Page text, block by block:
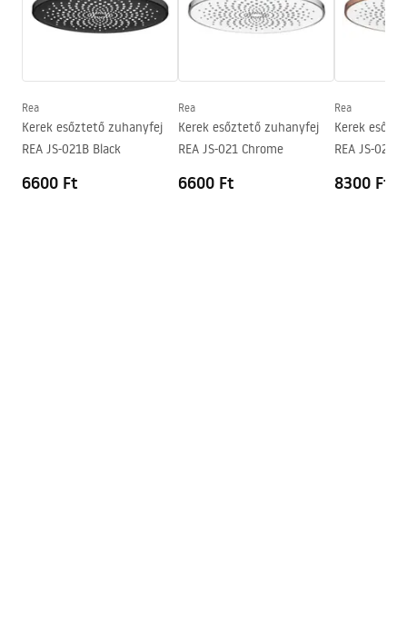
Mélység
250mm
Garanciális feltételek
Rea
Kerek esőztető zuhanyfej
REA JS-021B Black
6600 Ft
Rea
Kerek esőztető zuhanyfej
REA JS-021 Chrome
6600 Ft
Rea
Kerek
REA JS-
8300 Ft